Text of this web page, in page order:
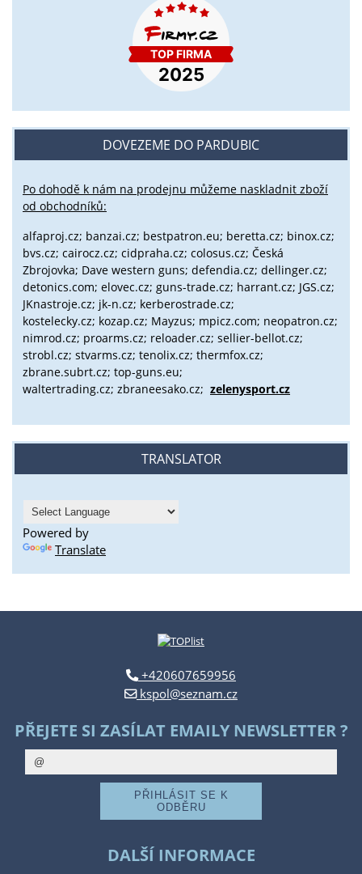
DOVEZEME DO PARDUBIC
Po dohodě k nám na prodejnu můžeme naskladnit zboží
od obchodníků:
alfaproj.cz; banzai.cz; bestpatron.eu; beretta.cz; binox.cz;
bvs.cz; cairocz.cz; cidpraha.cz; colosus.cz; Česká
Zbrojovka; Dave western guns; defendia.cz; dellinger.cz;
detonics.com; elovec.cz; guns-trade.cz; harrant.cz; JGS.cz;
JKnastroje.cz; jk-n.cz; kerberostrade.cz;
kostelecky.cz; kozap.cz; Mayzus; mpicz.com; neopatron.cz;
nimrod.cz; proarms.cz; reloader.cz; sellier-bellot.cz;
strobl.cz; stvarms.cz; tenolix.cz; thermfox.cz;
zbrane.subrt.cz; top-guns.eu;
waltertrading.cz; zbraneesako.cz; zelenysport.cz
TRANSLATOR
Powered by
Translate
+420607659956
kspol@seznam.cz
PŘEJETE SI ZASÍLAT EMAILY NEWSLETTER ?
DALŠÍ INFORMACE